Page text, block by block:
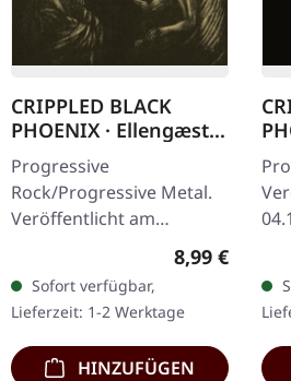
CRIPPLED BLACK
PHOENIX · Ellengæst |
DIGIPAK CD
Progressive
Rock/Progressive Metal.
Veröffentlicht am
09.10.2020, auf Season Of
Mist. CD im DigiPak mit
20-seitigem Booklet.
"Ellengæst," das
neueste…
Regulärer
8,99 €
Sofort verfügbar,
Lieferzeit: 1-2 Werktage
HINZUFÜGEN